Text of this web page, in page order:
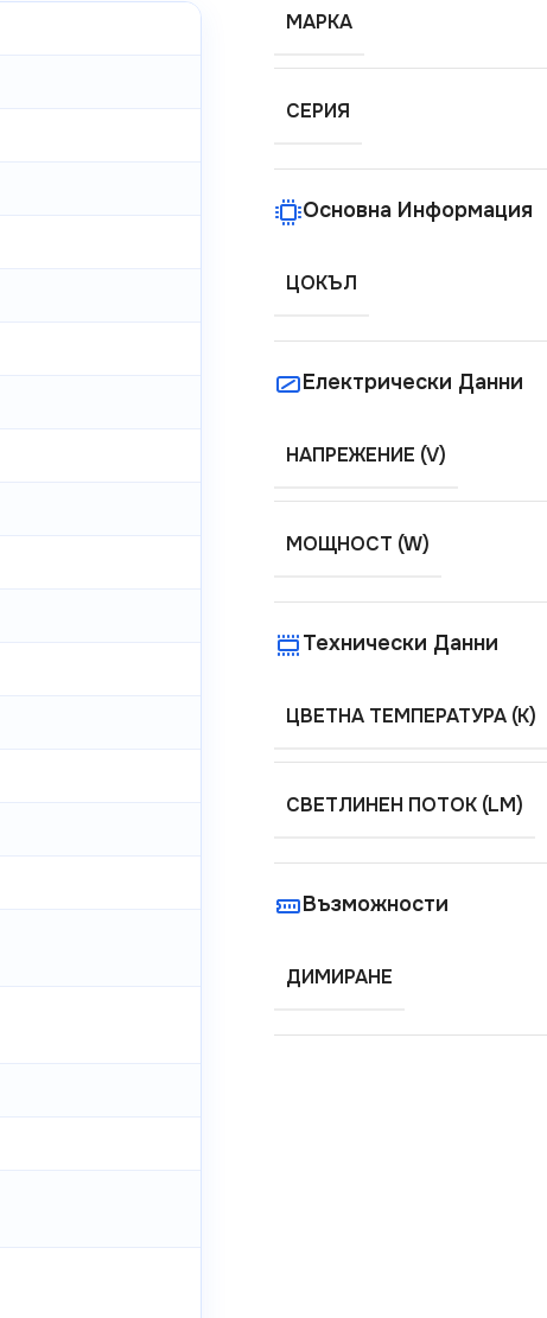
МАРКА
СЕРИЯ
Основна Информация
ЦОКЪЛ
Електрически Данни
НАПРЕЖЕНИЕ (V)
МОЩНОСТ (W)
Технически Данни
ЦВЕТНА ТЕМПЕРАТУРА (K)
СВЕТЛИНЕН ПОТОК (LM)
Възможности
ДИМИРАНЕ